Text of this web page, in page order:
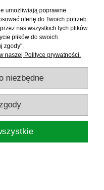
WĘDEK
14,5CM
umożliwiają poprawne
ofertę do Twoich potrzeb.
nas wszystkich tych plików
plików do swoich
zgody".
naszej Polityce prywatności.
niezbędne